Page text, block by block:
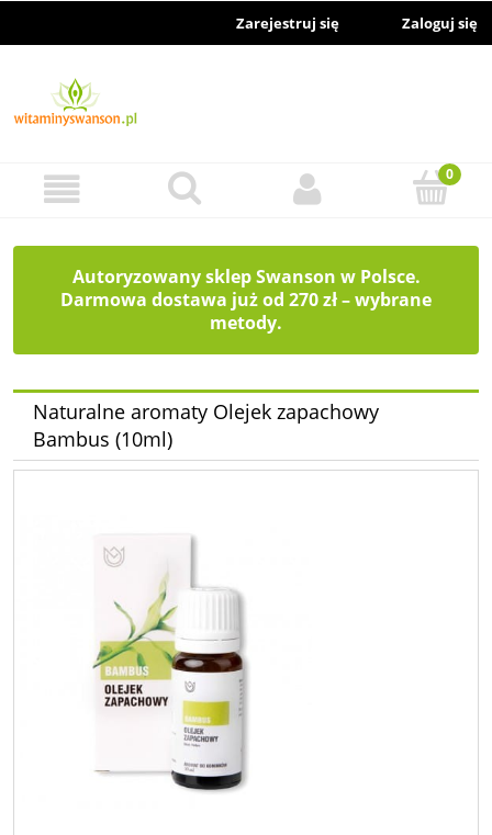
Zarejestruj się Zaloguj się
Autoryzowany sklep Swanson w Polsce.
Darmowa dostawa już od 270 zł – wybrane
metody.
Naturalne aromaty Olejek zapachowy
Bambus (10ml)